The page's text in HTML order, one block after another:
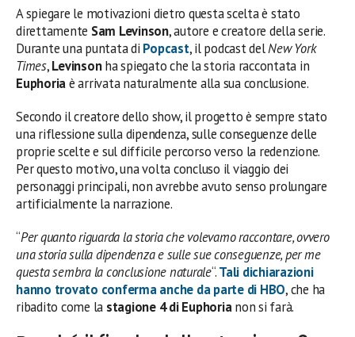
A spiegare le motivazioni dietro questa scelta è stato
direttamente Sam Levinson, autore e creatore della serie.
Durante una puntata di Popcast, il podcast delNew York
Times,Levinsonha spiegato che la storia raccontata in
Euphoriaè arrivata naturalmente alla sua conclusione.
Secondo il creatore dello show, il progetto è sempre stato
una riflessione sulla dipendenza, sulle conseguenze delle
proprie scelte e sul difficile percorso verso la redenzione.
Per questo motivo, una volta concluso il viaggio dei
personaggi principali, non avrebbe avuto senso prolungare
artificialmente la narrazione.
“Per quanto riguarda la storia che volevamo raccontare, ovvero
una storia sulla dipendenza e sulle sue conseguenze, per me
questa sembra la conclusione naturale“.Tali dichiarazioni
hanno trovato conferma anche da parte di HBO, che ha
ribadito come la stagione 4 di Euphorianon si farà.